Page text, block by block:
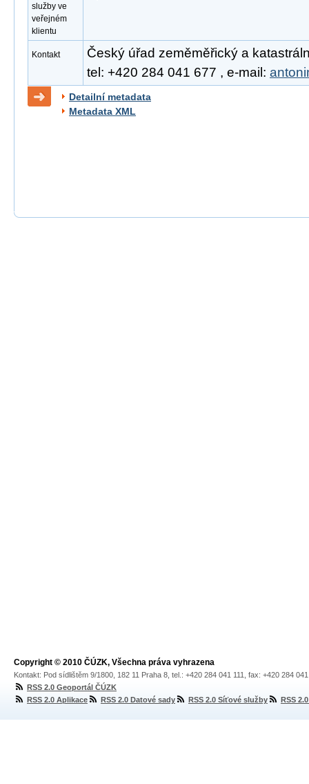
služby ve
veřejném
klientu
Kontakt
Český úřad zeměměřický a
tel: +420 284 041 677 , e-mail:
Detailní metadata
Metadata XML
Copyright © 2010 ČÚZK, Všechna práva vyhrazena
Kontakt: Pod sídlištěm 9/1800, 182 11 Praha 8, tel.: +420 284 041 111, fax: +420 284
RSS 2.0 Geoportál ČÚZK
RSS 2.0 Aplikace
RSS 2.0 Datové sady RSS 2.0 Síťové služby RSS